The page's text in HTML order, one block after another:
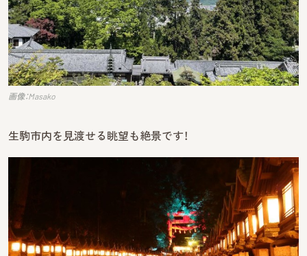
画像：Masako
生駒市内を見渡せる眺望も絶景です！